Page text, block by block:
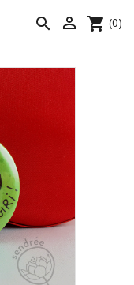
 (0)

